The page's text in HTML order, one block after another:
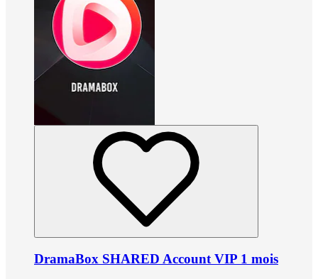
DramaBox SHARED Account VIP 1 mois